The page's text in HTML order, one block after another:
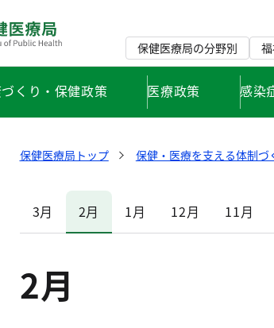
保健医療局の分野別
くり・保健政策 医療政策 感染
保健医療局トップ 保健・医療を支える体制づ
3月 2月 1月 12月 11月
2月